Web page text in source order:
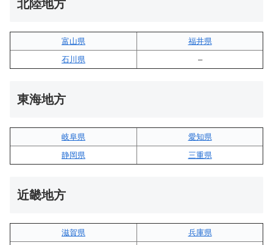
北陸地方
富山県
福井県
石川県
–
東海地方
岐阜県
愛知県
静岡県
三重県
近畿地方
滋賀県
兵庫県